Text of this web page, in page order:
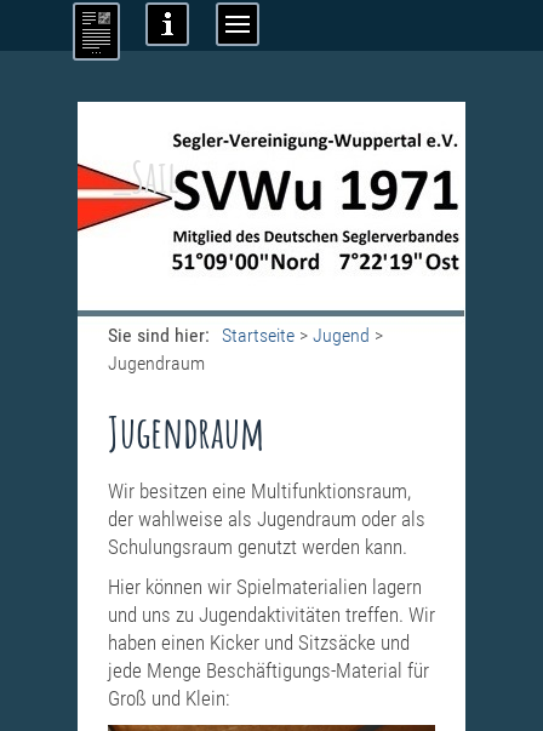
_Sail
Sie sind hier: Startseite > Jugend >
Jugendraum
Jugendraum
Wir besitzen eine Multifunktionsraum,
der wahlweise als Jugendraum oder als
Schulungsraum genutzt werden kann.
Hier können wir Spielmaterialien lagern
und uns zu Jugendaktivitäten treffen. Wir
haben einen Kicker und Sitzsäcke und
jede Menge Beschäftigungs-Material für
Groß und Klein: